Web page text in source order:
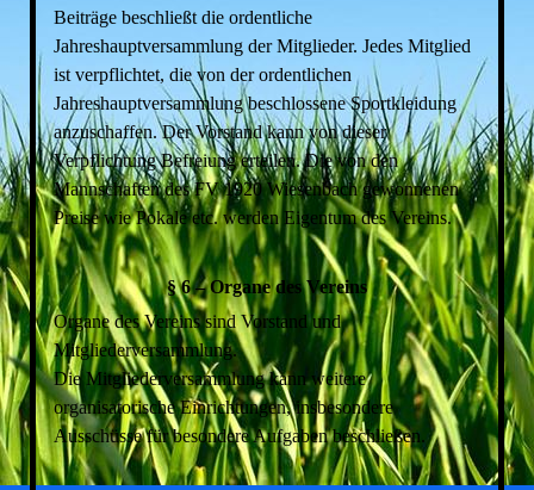
Beiträge beschließt die ordentliche
Jahreshauptversammlung der Mitglieder. Jedes Mitglied
ist verpflichtet, die von der ordentlichen
Jahreshauptversammlung beschlossene Sportkleidung
anzuschaffen. Der Vorstand kann von dieser
Verpflichtung Befreiung erteilen. Die von den
Mannschaften des FV 1920 Wiesenbach gewonnenen
Preise wie Pokale etc. werden Eigentum des Vereins.
§ 6 – Organe des Vereins
Organe des Vereins sind Vorstand und
Mitgliederversammlung.
Die Mitgliederversammlung kann weitere
organisatorische Einrichtungen, insbesondere
Ausschüsse für besondere Aufgaben beschließen.